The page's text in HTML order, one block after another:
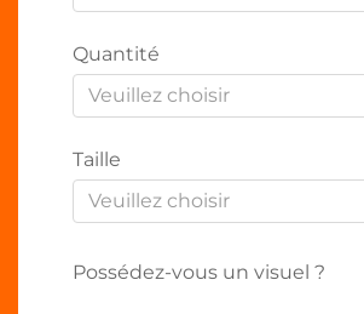
Quantité
Veuillez choisir
Taille
Veuillez choisir
Possédez-vous un visuel ?